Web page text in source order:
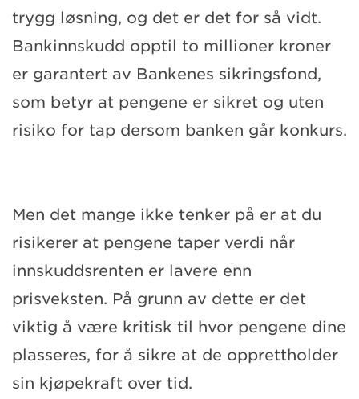
trygg løsning, og det er det for så vidt.
Bankinnskudd opptil to millioner kroner
er garantert av Bankenes sikringsfond,
som betyr at pengene er sikret og uten
risiko for tap dersom banken går konkurs.
Men det mange ikke tenker på er at du
risikerer at pengene taper verdi når
innskuddsrenten er lavere enn
prisveksten. På grunn av dette er det
viktig å være kritisk til hvor pengene dine
plasseres, for å sikre at de opprettholder
sin kjøpekraft over tid.